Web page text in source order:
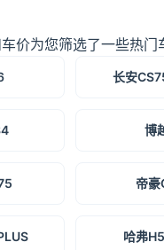
价为您筛选了一些热门
长安
博
帝豪
哈弗